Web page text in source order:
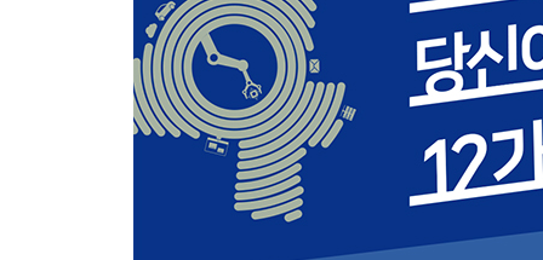
자율주행과 인간 운전자의 협업 | 자율주행 드
있을까? | 보행로봇은 어떤 발전을 이루어낼 수 있
4장 사물인터넷(IoT)_기존 인터넷과 무엇이 다른가
사물인터넷과 기존 인터넷의 차이 | 사물인터